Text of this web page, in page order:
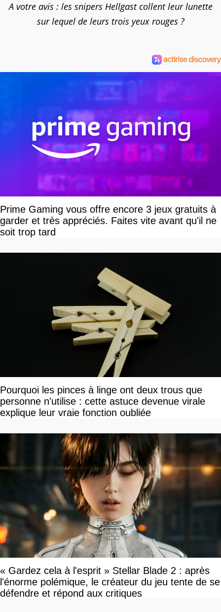
A votre avis : les snipers Hellgast collent leur lunette
sur lequel de leurs trois yeux rouges ?
Prime Gaming vous offre encore 3 jeux gratuits à
garder et très appréciés. Faites vite avant qu'il ne
soit trop tard
Pourquoi les pinces à linge ont deux trous que
personne n'utilise : cette astuce devenue virale
explique leur vraie fonction oubliée
« Gardez cela à l'esprit » Stellar Blade 2 : après
l'énorme polémique, le créateur du jeu tente de se
défendre et répond aux critiques